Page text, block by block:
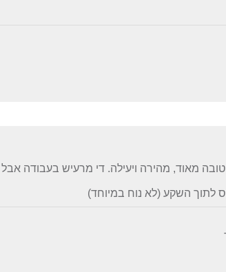
מאוד, מהירה ויעילה. די מרעיש בעבודה אבל
השקע (לא נוח במיוחד)